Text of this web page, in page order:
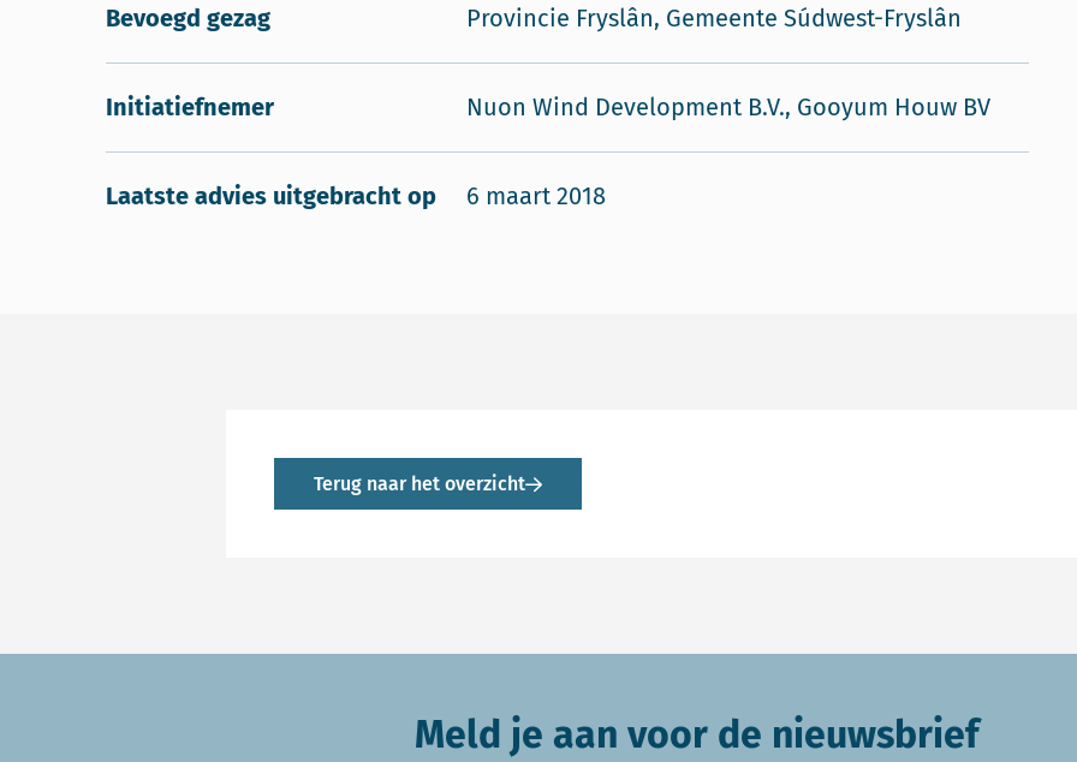
Bevoegd gezag Provincie Fryslân, Gemeente Súdwest-Fryslân
Initiatiefnemer Nuon Wind Development B.V., Gooyum Houw BV
Laatste advies uitgebracht op 6 maart 2018
Terug naar het overzicht
Meld je aan voor de nieuwsbrief